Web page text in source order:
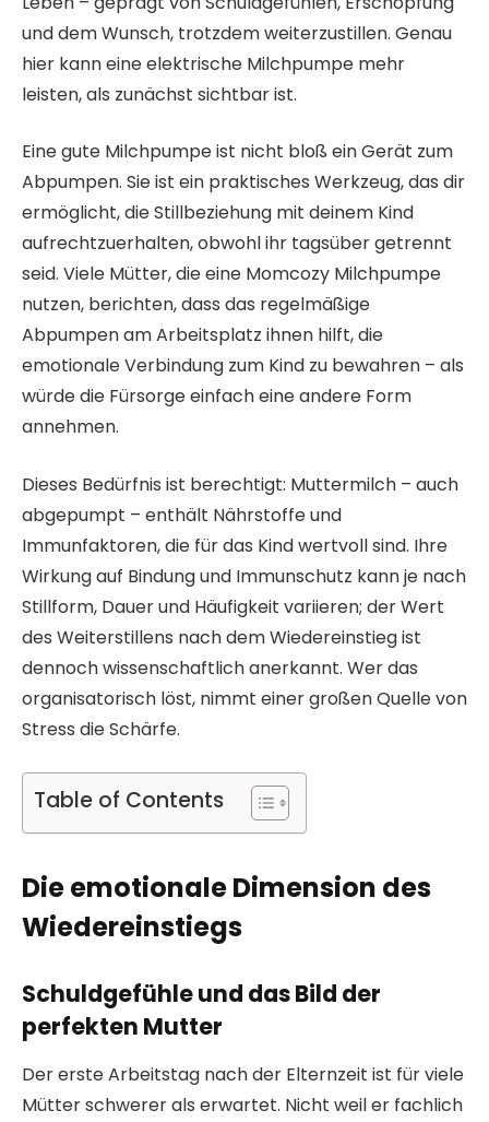
und dem Wunsch, trotzdem weiterzustillen. Genau
hier kann eine elektrische Milchpumpe mehr
leisten, als zunächst sichtbar ist.
Eine gute Milchpumpe ist nicht bloß ein Gerät zum
Abpumpen. Sie ist ein praktisches Werkzeug, das dir
ermöglicht, die Stillbeziehung mit deinem Kind
aufrechtzuerhalten, obwohl ihr tagsüber getrennt
seid. Viele Mütter, die eine Momcozy Milchpumpe
nutzen, berichten, dass das regelmäßige
Abpumpen am Arbeitsplatz ihnen hilft, die
emotionale Verbindung zum Kind zu bewahren – als
würde die Fürsorge einfach eine andere Form
annehmen.
Dieses Bedürfnis ist berechtigt: Muttermilch – auch
abgepumpt – enthält Nährstoffe und
Immunfaktoren, die für das Kind wertvoll sind. Ihre
Wirkung auf Bindung und Immunschutz kann je nach
Stillform, Dauer und Häufigkeit variieren; der Wert
des Weiterstillens nach dem Wiedereinstieg ist
dennoch wissenschaftlich anerkannt. Wer das
organisatorisch löst, nimmt einer großen Quelle von
Stress die Schärfe.
Table of Contents
Die emotionale Dimension des
Wiedereinstiegs
Schuldgefühle und das Bild der
perfekten Mutter
Der erste Arbeitstag nach der Elternzeit ist für viele
Mütter schwerer als erwartet. Nicht weil er fachlich